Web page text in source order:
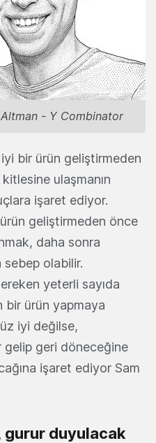
- Y Combinator
bir ürün geliştirmeden
ulaşmanın
işaret ediyor.
geliştirmeden önce
daha sonra
olabilir.
yeterli sayıda
bir ürün yapmaya
iyi değilse,
gelip geri döneceğine
işaret ediyor Sam
gurur duyulacak